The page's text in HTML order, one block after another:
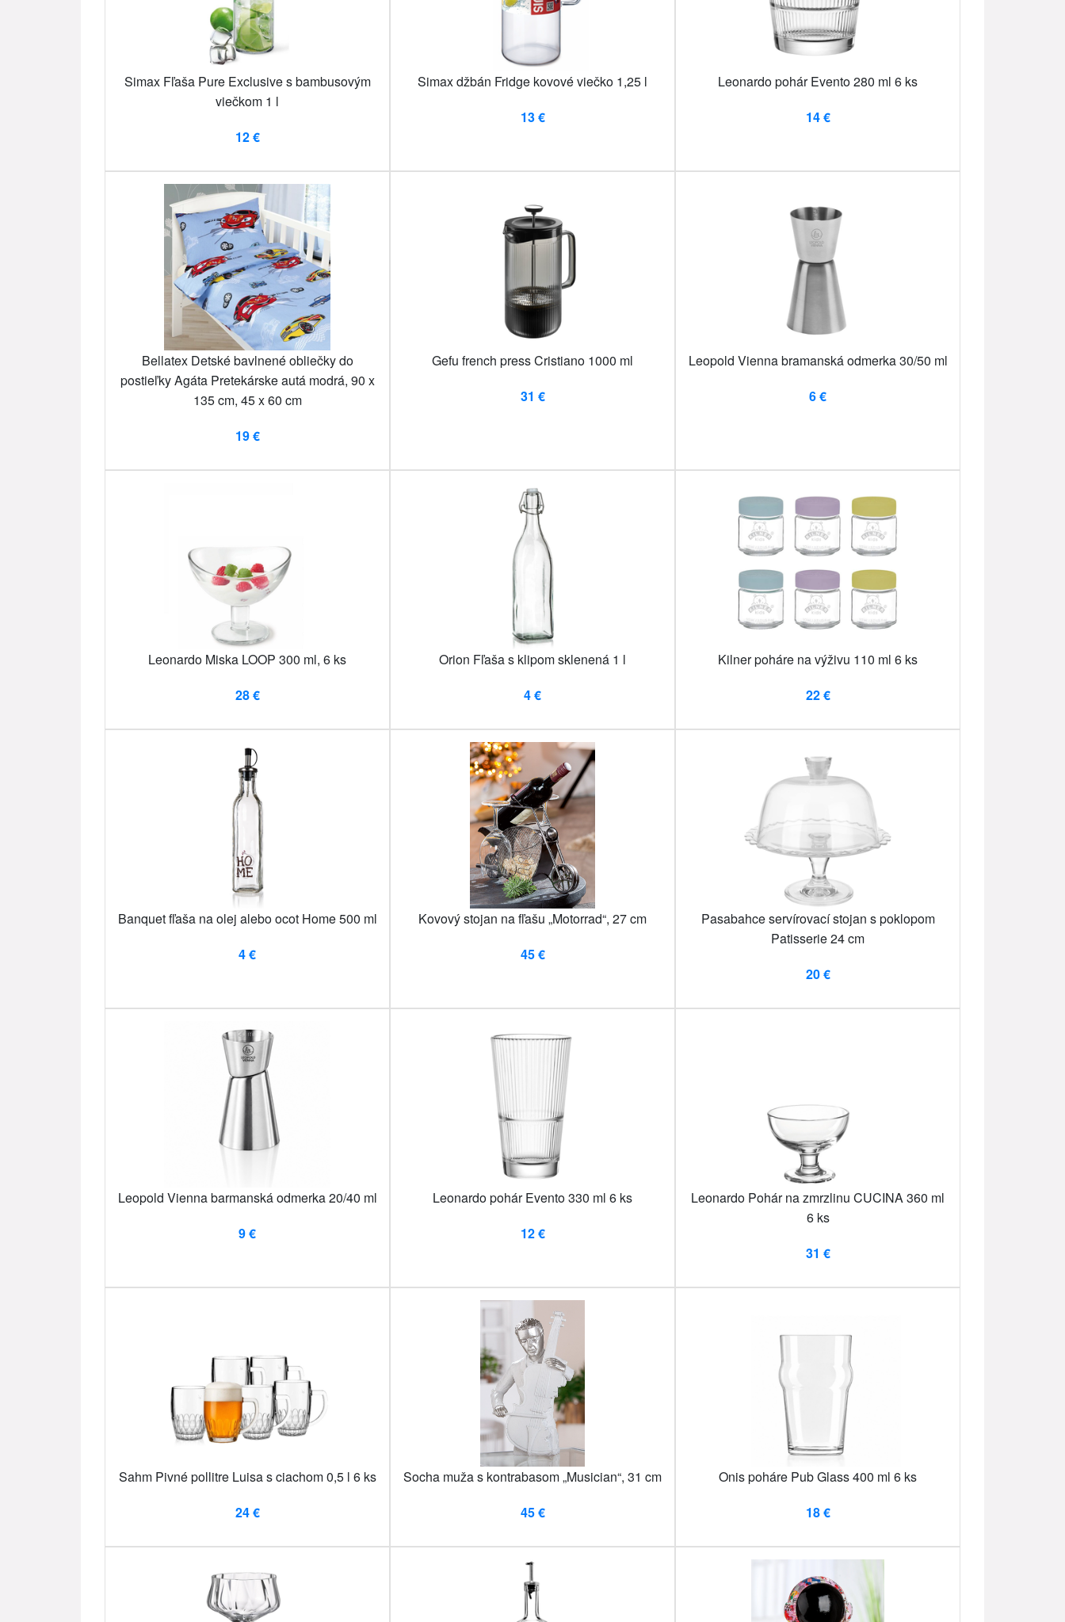
Simax Fľaša Pure Exclusive s bambusovým
viečkom 1 l
12 €
Simax džbán Fridge kovové viečko 1,25 l
13 €
Leonardo pohár Evento 280 ml 6 ks
14 €
Bellatex Detské bavlnené obliečky do
postieľky Agáta Pretekárske autá modrá, 90 x
135 cm, 45 x 60 cm
19 €
Gefu french press Cristiano 1000 ml
31 €
Leopold Vienna bramanská odmerka 30/50 ml
6 €
Leonardo Miska LOOP 300 ml, 6 ks
28 €
Orion Fľaša s klipom sklenená 1 l
4 €
Kilner poháre na výživu 110 ml 6 ks
22 €
Banquet fľaša na olej alebo ocot Home 500 ml
4 €
Kovový stojan na fľašu „Motorrad“, 27 cm
45 €
Pasabahce servírovací stojan s poklopom
Patisserie 24 cm
20 €
Leopold Vienna barmanská odmerka 20/40 ml
9 €
Leonardo pohár Evento 330 ml 6 ks
12 €
Leonardo Pohár na zmrzlinu CUCINA 360 ml
6 ks
31 €
Sahm Pivné pollitre Luisa s ciachom 0,5 l 6 ks
24 €
Socha muža s kontrabasom „Musician“, 31 cm
45 €
Onis poháre Pub Glass 400 ml 6 ks
18 €